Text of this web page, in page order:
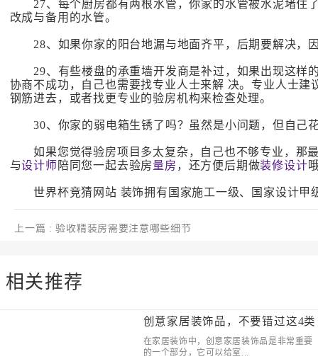
27、每个厨房都有两根水管，你家的水管被水泥堵住
改成与备用的水管。
28、如果你家的阳台地漏与地面齐平，后期要解决，
29、有些楼盘的承重墙开发商是补过，如果出现这样
协商不成功，自己也需要找专业人士来解 决。专业人士
钢筋进去，或者找更专业的验房机构来检查处理。
30、你家的弱电箱生锈了吗？虽然是小问题，但自己
如果您觉得验房项目多太复杂，自己也不够专业，那
与设计师 陪同您一起去验房量房 ，还方便后期做装修设计
世界杯竞猜网站 装饰拥有国家施工一级、国家设计甲
上一篇 : 验收精装房需要注意哪些细节
相关推荐
创意家居装饰品，不要错过这4类
在家居装饰中，创意家居装饰品是非常重要
的一个部分，它可以给室...